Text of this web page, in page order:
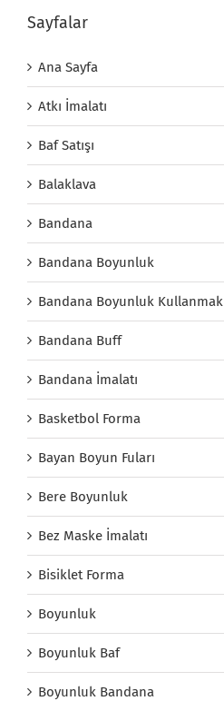
Sayfalar
Ana Sayfa
Atkı İmalatı
Baf Satışı
Balaklava
Bandana
Bandana Boyunluk
Bandana Boyunluk Kullanmak
Bandana Buff
Bandana İmalatı
Basketbol Forma
Bayan Boyun Fuları
Bere Boyunluk
Bez Maske İmalatı
Bisiklet Forma
Boyunluk
Boyunluk Baf
Boyunluk Bandana